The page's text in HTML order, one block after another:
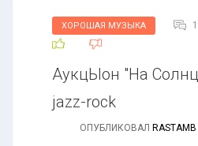
ХОРОШАЯ МУЗЫКА
АукцЫон "На
jazz-rock
ОПУБЛИКОВАЛ RASTAMB